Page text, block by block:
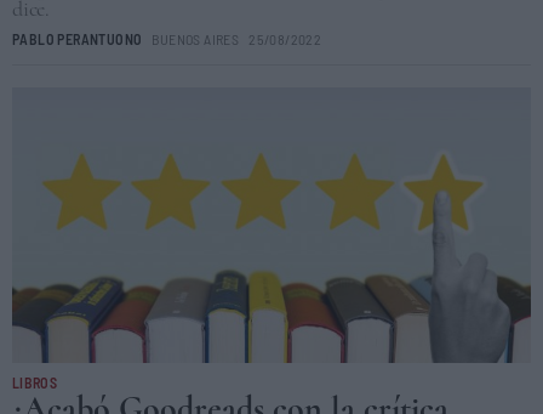
dice.
PABLO PERANTUONO BUENOS AIRES 25/08/2022
LIBROS